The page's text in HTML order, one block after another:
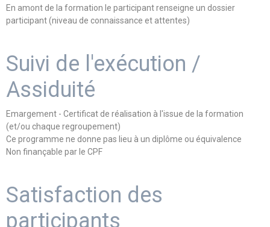
En amont de la formation le participant renseigne un dossier
participant (niveau de connaissance et attentes)
Suivi de l'exécution /
Assiduité
Emargement - Certificat de réalisation à l'issue de la formation
(et/ou chaque regroupement)
Ce programme ne donne pas lieu à un diplôme ou équivalence
Non finançable par le CPF
Satisfaction des
participants